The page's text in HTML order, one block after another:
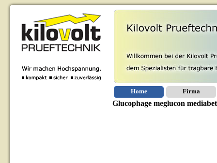
Home Firma
Glucophage meglucon